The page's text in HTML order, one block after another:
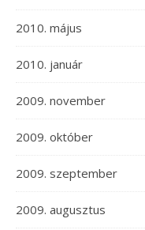
2010. május
2010. január
2009. november
2009. október
2009. szeptember
2009. augusztus